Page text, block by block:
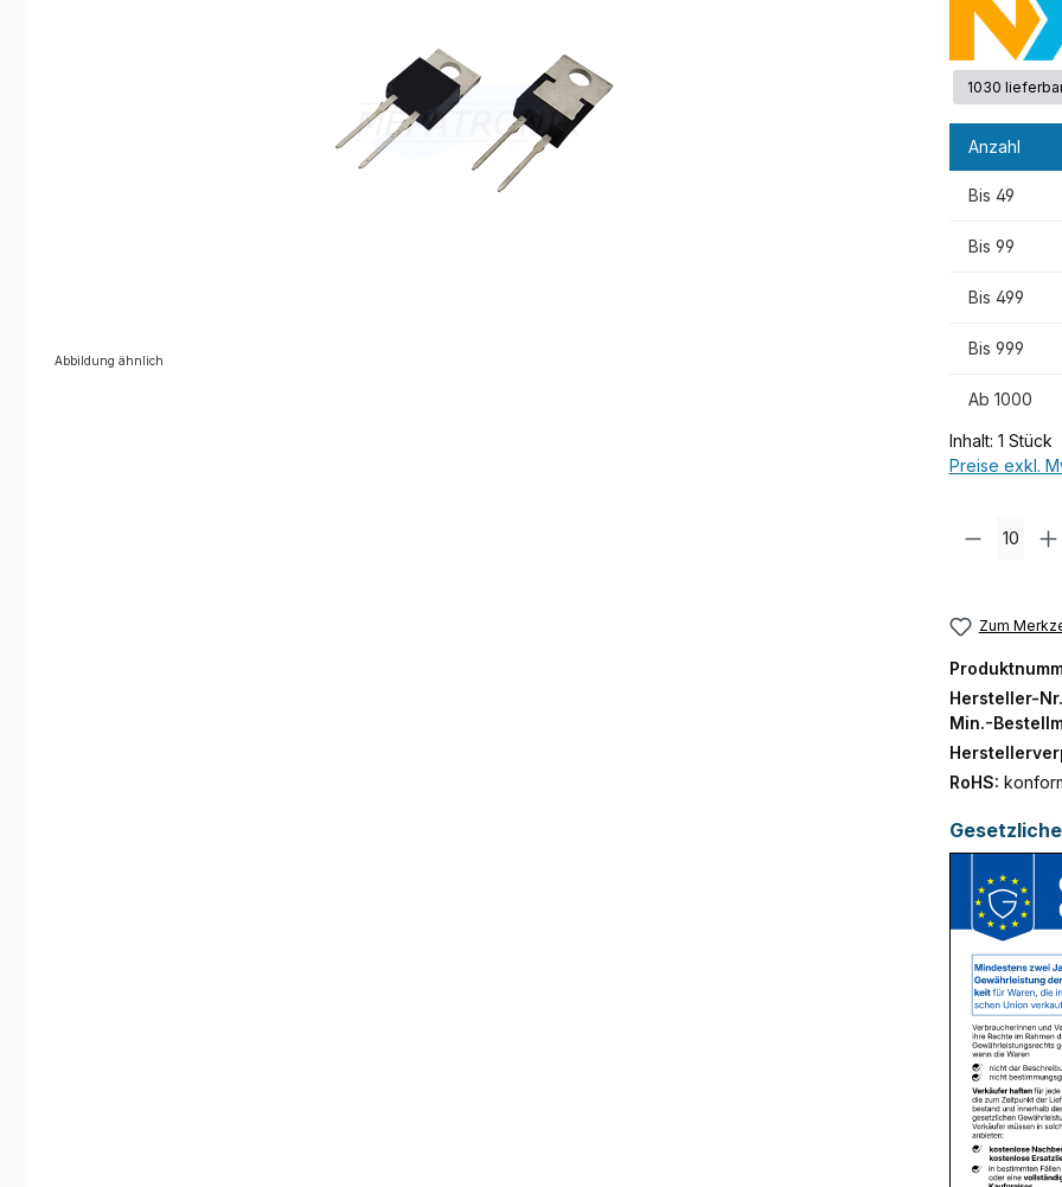
Abbildung ähnlich
1030
Anzahl
Bis 49
Bis 99
Bis 499
Bis 999
Ab 1000
Inhalt: 1 Stück
Preise exkl.
Produkt
Zum
Hersteller-
Min.-
RoHS: